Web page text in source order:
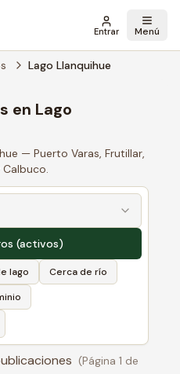
Entrar Menú
Lago Llanquihue
en Lago
— Puerto Varas, Frutillar,
(activos)
lago
Cerca de río
(Página 1 de